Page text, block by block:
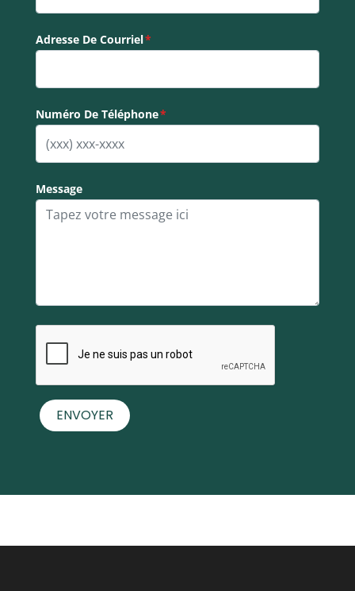
Adresse De Courriel
Numéro De Téléphone
Message